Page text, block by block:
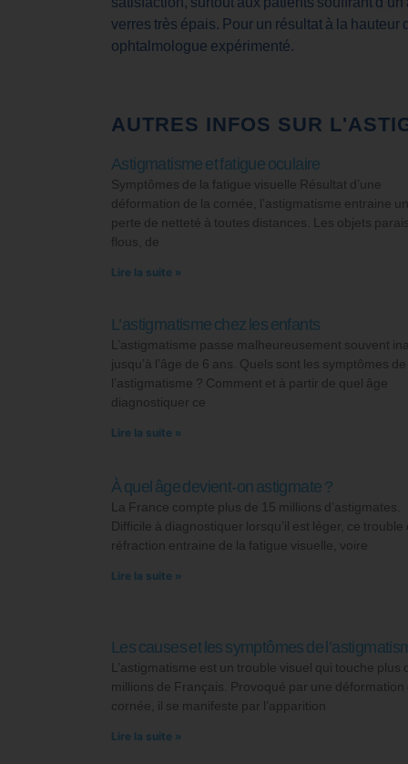
verres très épais. Pour un résultat à la
ophtalmologue expérimenté.
AUTRES INFOS SUR
Astigmatisme et fatigue oculaire
Symptômes de la fatigue visuelle Résultat d’une
déformation de la cornée, l’astigmatisme entraine
perte de netteté à toutes distances. Les objets
flous, de
Lire la suite »
L’astigmatisme chez les enfants
L’astigmatisme passe malheureusement souvent
jusqu’à l’âge de 6 ans. Quels sont les symptômes de
l’astigmatisme ? Comment et à partir de quel âge
diagnostiquer ce
Lire la suite »
À quel âge devient-on astigmate ?
La France compte plus de 15 millions d’astigmates.
Difficile à diagnostiquer lorsqu’il est léger, ce trouble
réfraction entraine de la fatigue visuelle, voire
Lire la suite »
Les causes et les symptômes de
L’astigmatisme est un trouble visuel qui touche plus
millions de Français. Provoqué par une déformation
cornée, il se manifeste par l’apparition
Lire la suite »